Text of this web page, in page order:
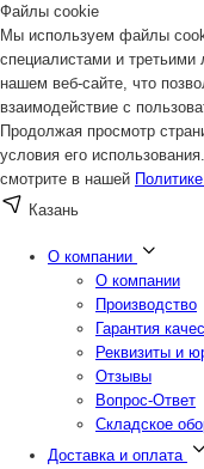
Файлы cookie
Мы используем файлы
специалистами и
нашем веб-сайте, что
взаимодействие с
Продолжая просмотр
условия его
смотрите в нашей
Казань
О компании
О компании
Производство
Гарантия
Реквизиты и
Отзывы
Вопрос-Ответ
Складское
Доставка и оплата